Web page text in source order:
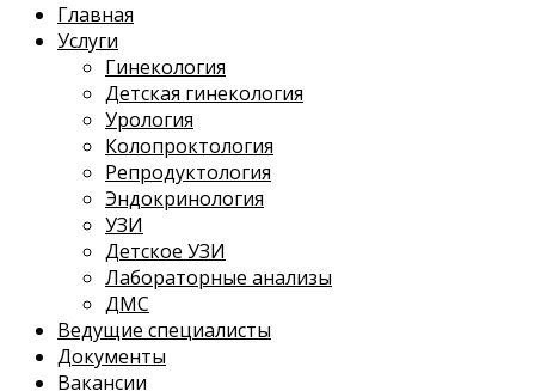
Главная
Услуги
Гинекология
Детская гинекология
Урология
Колопроктология
Репродуктология
Эндокринология
УЗИ
Детское УЗИ
Лабораторные анализы
ДМС
Ведущие специалисты
Документы
Вакансии